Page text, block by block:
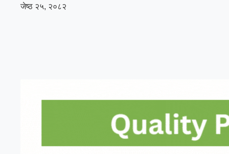
जेष्ठ २५, २०८२